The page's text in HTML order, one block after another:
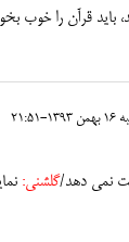
قرآن را خوب
نمی دهد/گلشنی: